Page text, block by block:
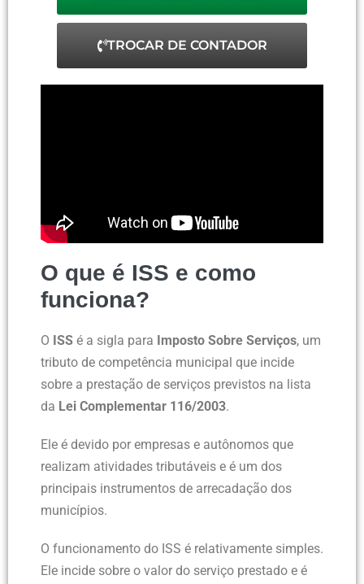
TROCAR DE CONTADOR
O que é ISS e como
funciona?
O ISS é a sigla para Imposto Sobre Serviços, um
tributo de competência municipal que incide
sobre a prestação de serviços previstos na lista
da Lei Complementar 116/2003.
Ele é devido por empresas e autônomos que
realizam atividades tributáveis e é um dos
principais instrumentos de arrecadação dos
municípios.
O funcionamento do ISS é relativamente simples.
Ele incide sobre o valor do serviço prestado e é